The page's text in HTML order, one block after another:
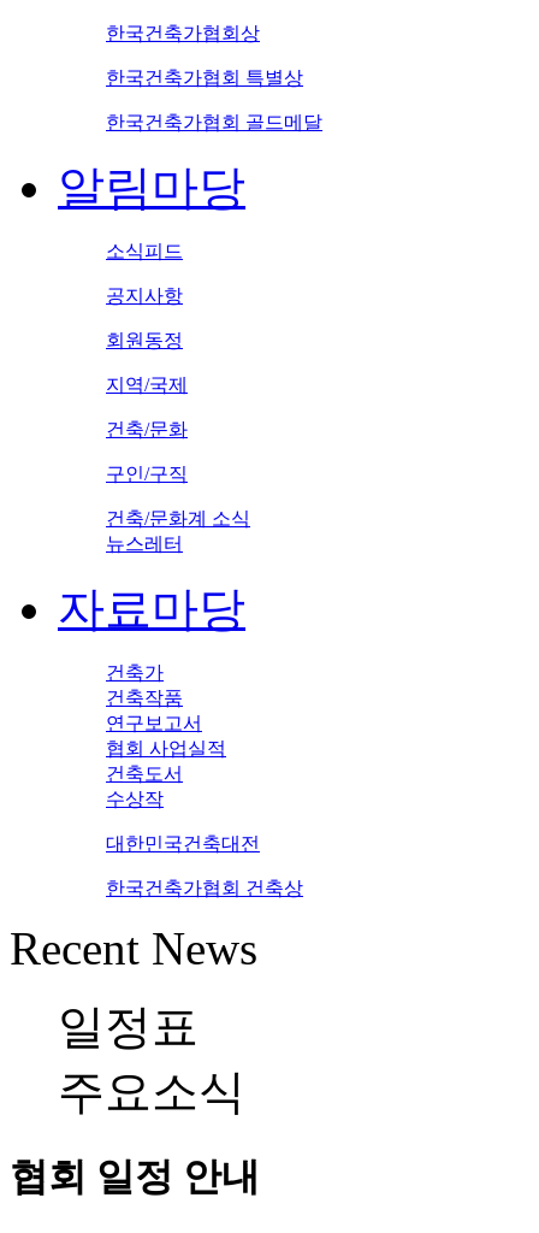
한국건축가협회상
한국건축가협회 특별상
한국건축가협회 골드메달
알림마당
소식피드
공지사항
회원동정
지역/국제
건축/문화
구인/구직
건축/문화계 소식
뉴스레터
자료마당
건축가
건축작품
연구보고서
협회 사업실적
건축도서
수상작
대한민국건축대전
한국건축가협회 건축상
Recent News
일정표
주요소식
협회 일정 안내